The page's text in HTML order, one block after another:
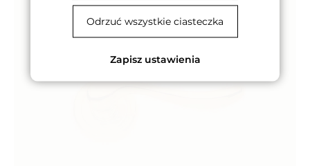
Odrzuć wszystkie ciasteczka
Zapisz ustawienia